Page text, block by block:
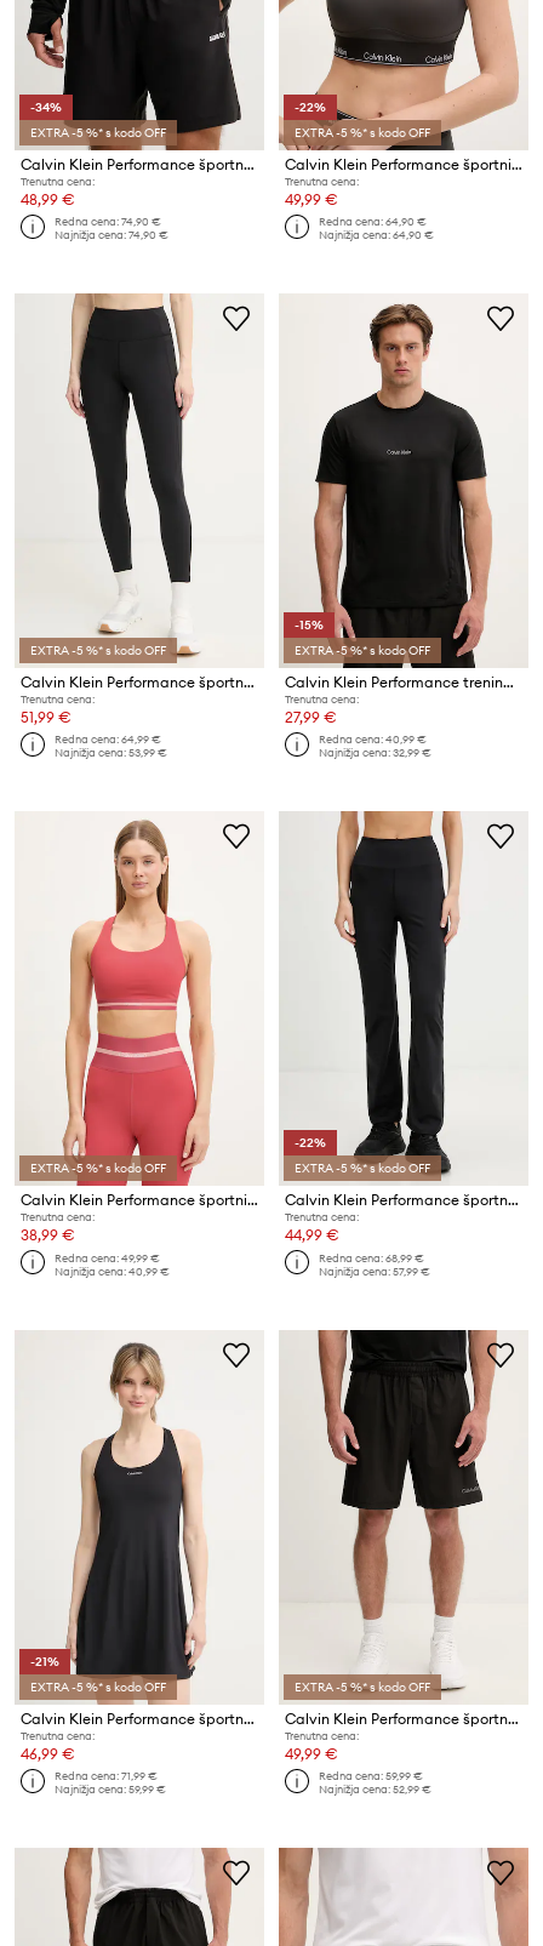
-34%
EXTRA -5 %* s kodo OFF
Calvin Klein Performance športne kratke hlače moške
Trenutna cena:
48,99 €
Redna cena:74,90 €
Najnižja cena:74,90 €
-22%
EXTRA -5 %* s kodo OFF
Calvin Klein Performance športni nedrček
Trenutna cena:
49,99 €
Redna cena:64,90 €
Najnižja cena:64,90 €
EXTRA -5 %* s kodo OFF
Calvin Klein Performance športne pajkice ženske
Trenutna cena:
51,99 €
Redna cena:64,99 €
Najnižja cena:53,99 €
-15%
EXTRA -5 %* s kodo OFF
Calvin Klein Performance trening kratka majica moška
Trenutna cena:
27,99 €
Redna cena:40,99 €
Najnižja cena:32,99 €
EXTRA -5 %* s kodo OFF
Calvin Klein Performance športni nedrček
Trenutna cena:
38,99 €
Redna cena:49,99 €
Najnižja cena:40,99 €
-22%
EXTRA -5 %* s kodo OFF
Calvin Klein Performance športne pajkice ženske
Trenutna cena:
44,99 €
Redna cena:68,99 €
Najnižja cena:57,99 €
-21%
EXTRA -5 %* s kodo OFF
Calvin Klein Performance športna obleka
Trenutna cena:
46,99 €
Redna cena:71,99 €
Najnižja cena:59,99 €
EXTRA -5 %* s kodo OFF
Calvin Klein Performance športne kratke hlače moške
Trenutna cena:
49,99 €
Redna cena:59,99 €
Najnižja cena:52,99 €